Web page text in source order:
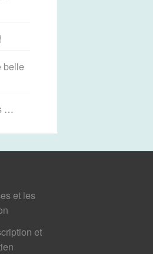
belle
…
et les
et